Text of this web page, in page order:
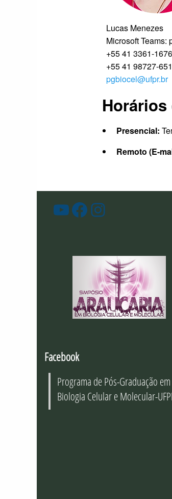
Lucas Menezes
Microsoft Teams:
+55 41 3361-1676
+55 41 98727-
pgbiocel@ufpr.br
Presencial:
Remoto (E-
PGBioCel
Youtube
Facebook
Instagram
Facebook
Programa de Pós-Graduação em
Biologia Celular e Molecular-